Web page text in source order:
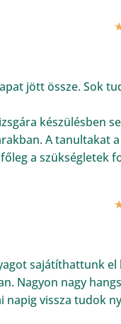
jött össze. Sok
készülésben
A tanultakat a
a szükségletek
sajátíthattunk el
Nagyon nagy
napig vissza tudok